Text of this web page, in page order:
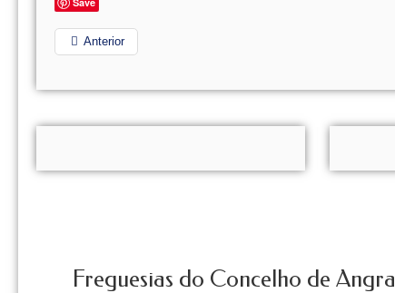
Anterior
Freguesias do Concelho de Angra